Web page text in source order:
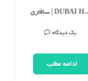
سافاری | DUBAI HUMMER SAFARI
یک دیدگاه
ادامه مطلب